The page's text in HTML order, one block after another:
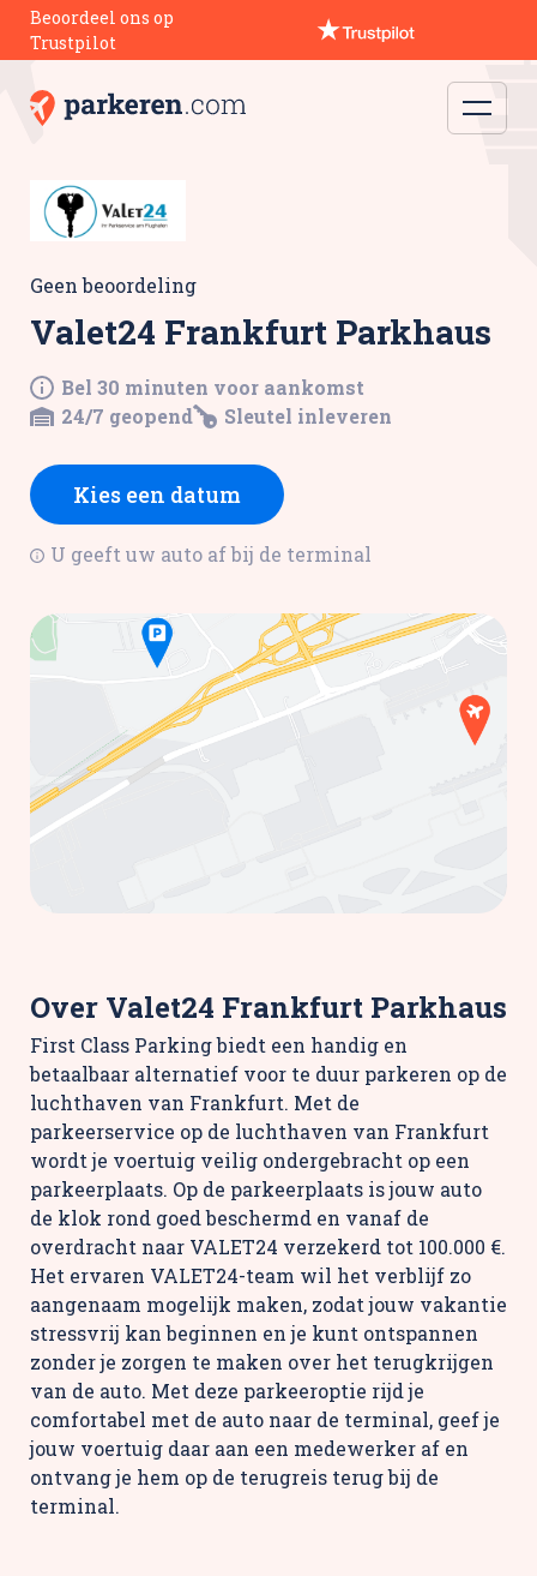
Beoordeel ons op
Trustpilot
Geen beoordeling
Valet24 Frankfurt Parkhaus
Bel 30 minuten voor aankomst
24/7 geopend
Sleutel inleveren
Kies een datum
U geeft uw auto af bij de terminal
Over Valet24 Frankfurt Parkhaus
First Class Parking biedt een handig en
betaalbaar alternatief voor te duur parkeren op de
luchthaven van Frankfurt. Met de
parkeerservice op de luchthaven van Frankfurt
wordt je voertuig veilig ondergebracht op een
parkeerplaats. Op de parkeerplaats is jouw auto
de klok rond goed beschermd en vanaf de
overdracht naar VALET24 verzekerd tot 100.000 €.
Het ervaren VALET24-team wil het verblijf zo
aangenaam mogelijk maken, zodat jouw vakantie
stressvrij kan beginnen en je kunt ontspannen
zonder je zorgen te maken over het terugkrijgen
van de auto. Met deze parkeeroptie rijd je
comfortabel met de auto naar de terminal, geef je
jouw voertuig daar aan een medewerker af en
ontvang je hem op de terugreis terug bij de
terminal.